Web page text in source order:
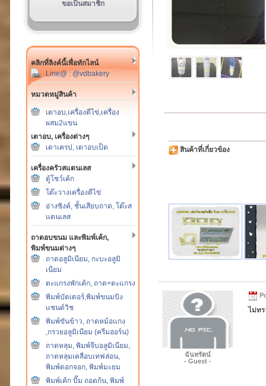
ขอเป็นสมาชิก
คลิกที่ลิงค์นี้เพื่อทักไลน์
Line@ : @vdbakery
หมวดหมู่สินค้า
เตาอบ,เครื่องตีไข่,เครื่อง
ผสม2แขน
เตาอบ, เครื่องต่างๆ
เตาเครป, เตาอบเป็ด
เครื่องครัวสแตนเลส
ตู้โชว์เค้ก
โต๊ะวางเครื่องตีไข่
อ่างซิงค์, ชั้นเสียบถาด, โต๊ะส
แตนเลส
ถาดอบขนม และพิมพ์เค้ก,
พิมพ์ขนมต่างๆ
ถาดอลูมิเนียม, กะบะอลูมิ
เนียม
ตะแกรงพักเค้ก, ถาด+ตะแกรง
พิมพ์บัตเตอร์,พิมพ์ขนมปัง
แซนด์วิช
พิมพ์ขันข้าว, ถาดหม้อแกง
,กรวยอลูมิเนียม (ครีมฮอร์น)
ถาดหลุม, พิมพ์จีบอลูมิเนียม,
ถาดหลุมเคลือบเทฟล่อน,
พิมพ์ดอกจอก, พิมพ์มะยม
พิมพ์เค้ก ปั๊ม ถอดก้น, พิมพ์
สินค้าที่เกี่ยวข้อง
ฉันทรัตน์
- Guest -
ไม่ท